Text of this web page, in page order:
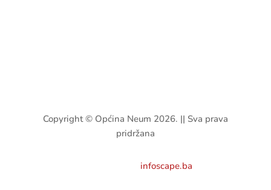
Copyright © Općina Neum 2026. || Sva prava
pridržana
infoscape.ba